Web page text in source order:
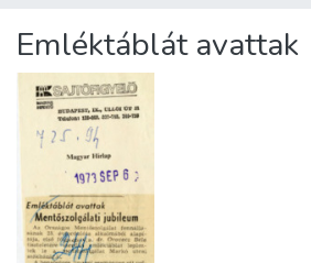
Statistics
About us
Emléktáblát avattak